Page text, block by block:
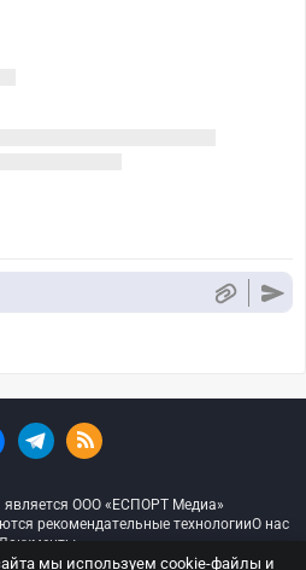
является ООО «ЕСПОРТ Медиа»
рекомендательные технологииО нас
Документы
мы используем cookie-файлы и